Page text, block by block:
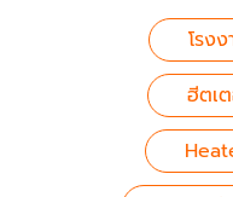
โรง
ฮีตเ